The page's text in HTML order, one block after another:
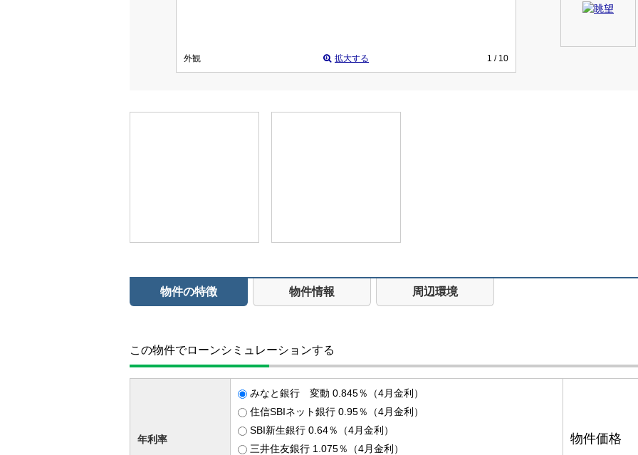
外観 拡大する 1 / 10
物件の特徴 物件情報 周辺環境
この物件でローンシミュレーションする
年利率
みなと銀行 変動 0.845％（4月金利）
住信SBIネット銀行 0.95％（4月金利）
SBI新生銀行 0.64％（4月金利）
三井住友銀行 1.075％（4月金利）
物件価格